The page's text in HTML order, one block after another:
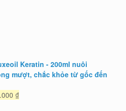
Keratin - 200ml nuôi
mượt, chắc khỏe từ gốc đến
₫Giá